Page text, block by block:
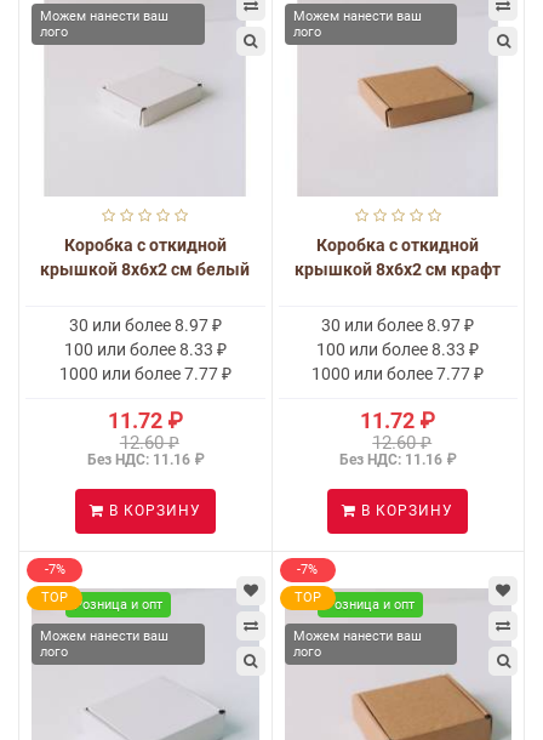
Можем нанести ваш
лого
Коробка с откидной
крышкой 8x6x2 см белый
30 или более 8.97 ₽
100 или более 8.33 ₽
1000 или более 7.77 ₽
11.72 ₽
12.60 ₽
Без НДС: 11.16 ₽
В КОРЗИНУ
Можем нанести ваш
лого
Коробка с откидной
крышкой 8x6x2 см крафт
30 или более 8.97 ₽
100 или более 8.33 ₽
1000 или более 7.77 ₽
11.72 ₽
12.60 ₽
Без НДС: 11.16 ₽
В КОРЗИНУ
Розница и опт
Можем нанести ваш
лого
-7%
TOP
Розница и опт
Можем нанести ваш
лого
-7%
TOP